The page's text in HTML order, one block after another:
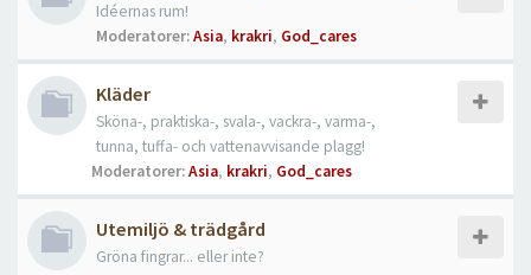
Idéernas rum!
Moderatorer:Asia, krakri, God_cares
Kläder
Sköna-, praktiska-, svala-, vackra-, varma-,
tunna, tuffa- och vattenavvisande plagg!
Moderatorer:Asia, krakri, God_cares
Utemiljö & trädgård
Gröna fingrar... eller inte?